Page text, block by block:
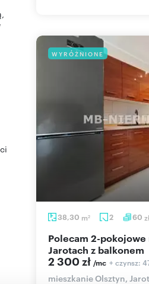
WYRÓŻNIONE
38,30 m2 2 60
Polecam 2-pokojowe mieszkanie 38 m² w
Jarotach z balkonem
2 300 zł /mc + czynsz:
mieszkanie Olsztyn,